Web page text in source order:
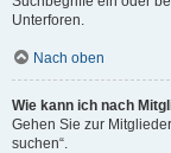
Unterforen.
Nach oben
Wie kann ich nach
Gehen Sie zur
suchen“.